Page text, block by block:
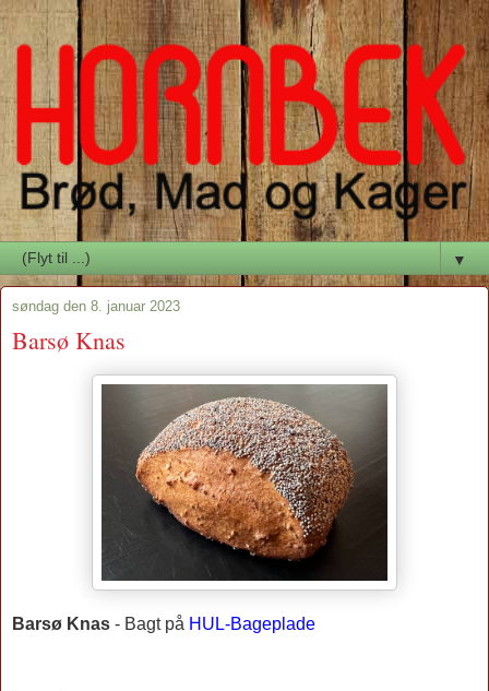
▼
søndag den 8. januar 2023
Barsø Knas
Barsø Knas - Bagt på HUL-Bageplade